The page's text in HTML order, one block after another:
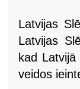
Latvijas
Latvijas
kad
veidos